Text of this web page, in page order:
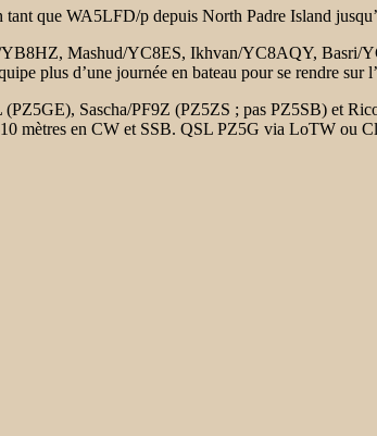
que WA5LFD/p depuis North Padre Island
Mashud/YC8ES, Ikhvan/YC8AQY,
plus d’une journée en bateau pour se rendre
Sascha/PF9Z (PZ5ZS ; pas PZ5SB) et
mètres en CW et SSB. QSL PZ5G via LoTW ou